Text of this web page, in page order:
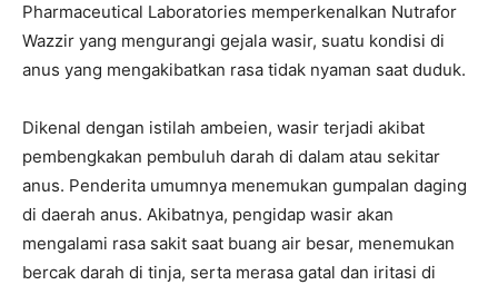
Pharmaceutical Laboratories memperkenalkan Nutrafor
Wazzir yang mengurangi gejala wasir, suatu kondisi di
anus yang mengakibatkan rasa tidak nyaman saat duduk.
Dikenal dengan istilah ambeien, wasir terjadi akibat
pembengkakan pembuluh darah di dalam atau sekitar
anus. Penderita umumnya menemukan gumpalan daging
di daerah anus. Akibatnya, pengidap wasir akan
mengalami rasa sakit saat buang air besar, menemukan
bercak darah di tinja, serta merasa gatal dan iritasi di